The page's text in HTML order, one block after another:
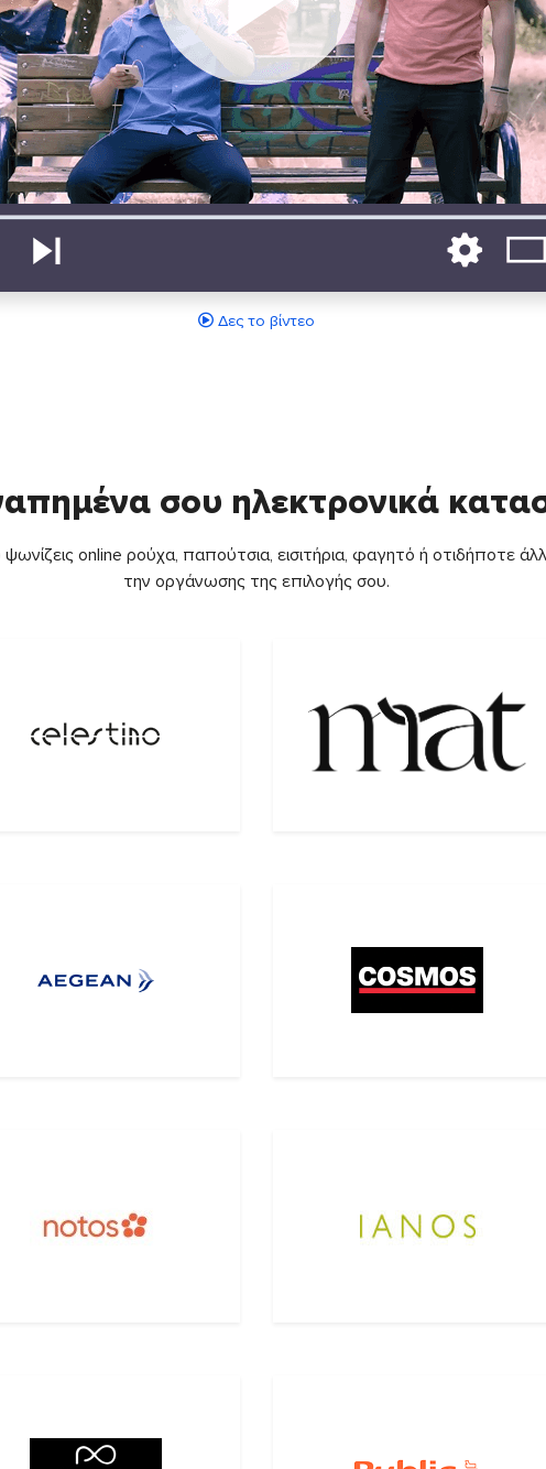
Δες το βίντεο
σου ηλεκτρονικά
online ρούχα, παπούτσια, εισιτήρια, φαγητό ή οτιδήποτε
την οργάνωσης της επιλογής σου.